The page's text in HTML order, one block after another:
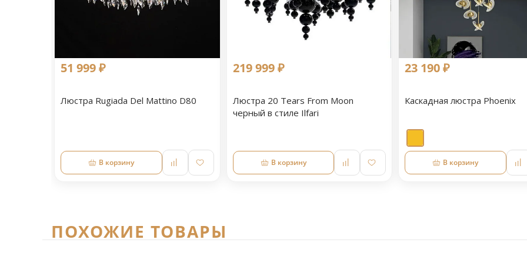
51 999 ₽
Люстра Rugiada Del Mattino D80
В корзину
219 999 ₽
Люстра 20 Tears From Moon
черный в стиле Ilfari
В корзину
23 190 ₽
Каскадная люстра Phoenix
В корзину
ПОХОЖИЕ ТОВАРЫ